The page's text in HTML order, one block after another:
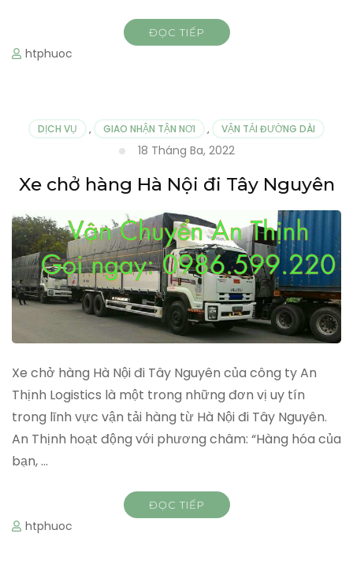
ĐỌC TIẾP
htphuoc
DỊCH VỤ , GIAO NHẬN TẬN NƠI , VẬN TẢI ĐƯỜNG DÀI
18 Tháng Ba, 2022
Xe chở hàng Hà Nội đi Tây Nguyên
Xe chở hàng Hà Nội đi Tây Nguyên của công ty An
Thịnh Logistics là một trong những đơn vị uy tín
trong lĩnh vực vận tải hàng từ Hà Nội đi Tây Nguyên.
An Thịnh hoạt động với phương châm: “Hàng hóa của
bạn, …
ĐỌC TIẾP
htphuoc